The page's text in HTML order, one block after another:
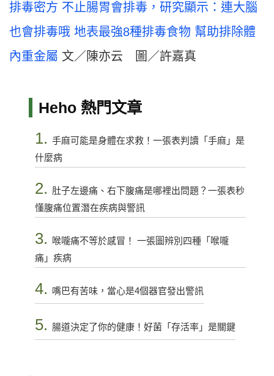
排毒密方 不止腸胃會排毒，研究顯示：連大腦
也會排毒哦 地表最強8種排毒食物 幫助排除體
內重金屬 文／陳亦云 圖／許嘉真
Heho 熱門文章
1. 手麻可能是身體在求救！一張表判讀「手麻」是
什麼病
2. 肚子左邊痛、右下腹痛是哪裡出問題？一張表秒
懂腹痛位置潛在疾病與警訊
3.
喉嚨痛不等於感冒！ 一張圖辨別四種「喉嚨
痛」疾病
4. 嘴巴有苦味，當心是4個器官發出警訊
5. 腸道決定了你的健康！好菌「存活率」是關鍵